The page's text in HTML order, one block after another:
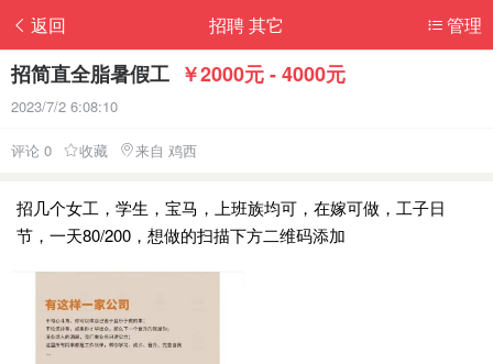
返回 管理
招聘 其它
招简直全脂暑假工 ￥2000元 - 4000元
2023/7/2 6:08:10
评论 0 收藏 来自 鸡西
招几个女工，学生，宝马，上班族均可，在嫁可做，工子日
节，一天80/200，想做的扫描下方二维码添加